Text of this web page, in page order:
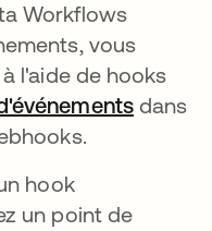
Workflows
vous
l'aide de hooks
dans
hook
un point de